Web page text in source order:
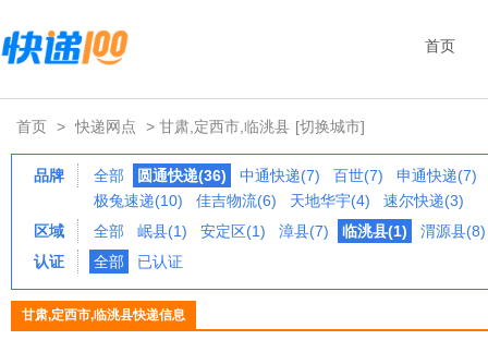
首页
首页 > 快递网点 > 甘肃,定西市,临洮县 [切换城市]
品牌 全部 圆通快递(36) 中通快递(7) 百世(7)
申通快递(7)
极兔速递(10)
佳吉物流(6) 天地华宇(4)
速尔快递(3)
区域
全部 岷县(1) 安定区(1) 漳县(7) 临洮县(1)
渭源县(8)
认证
全部 已认证
甘肃,定西市,临洮县快递信息